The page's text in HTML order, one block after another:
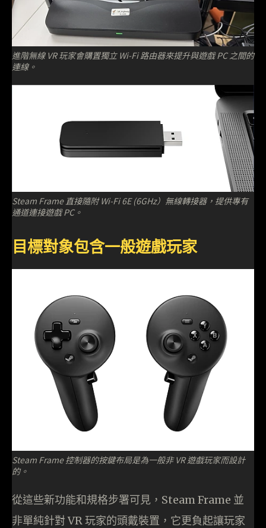
進階無線 VR 玩家會購置獨立 Wi-Fi 路由器來提升與遊戲 PC 之間的
連線。
Steam Frame 直接隨附 Wi-Fi 6E (6GHz）無線轉接器，提供專有
通道連接遊戲 PC。
目標對象包含一般遊戲玩家
Steam Frame 控制器的按鍵布局是為一般非 VR 遊戲玩家而設計
的。
從這些新功能和規格步署可見，Steam Frame 並
非單純針對 VR 玩家的頭戴裝置，它更負起讓玩家